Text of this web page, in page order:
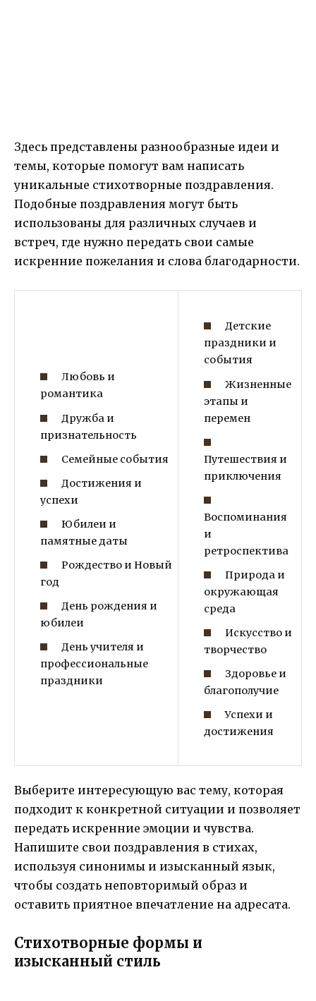
Здесь представлены разнообразные идеи и
темы, которые помогут вам написать
уникальные стихотворные поздравления.
Подобные поздравления могут быть
использованы для различных случаев и
встреч, где нужно передать свои самые
искренние пожелания и слова благодарности.
Любовь и
романтика
Дружба и
признательность
Семейные события
Достижения и
успехи
Юбилеи и
памятные даты
Рождество и Новый
год
День рождения и
юбилеи
День учителя и
профессиональные
праздники
Детские
праздники и
события
Жизненные
этапы и
перемен
Путешествия и
приключения
Воспоминания
и
ретроспектива
Природа и
окружающая
среда
Искусство и
творчество
Здоровье и
благополучие
Успехи и
достижения
Выберите интересующую вас тему, которая
подходит к конкретной ситуации и позволяет
передать искренние эмоции и чувства.
Напишите свои поздравления в стихах,
используя синонимы и изысканный язык,
чтобы создать неповторимый образ и
оставить приятное впечатление на адресата.
Стихотворные формы и
изысканный стиль